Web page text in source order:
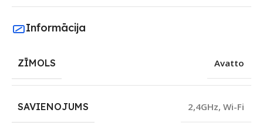
Informācija
ZĪMOLS Avatto
SAVIENOJUMS 2,4GHz, Wi-Fi